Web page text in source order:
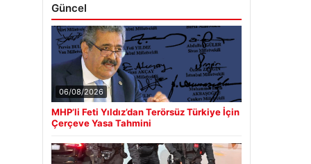
Güncel
06/08/2026
MHP’li Feti Yıldız’dan Terörsüz Türkiye İçin
Çerçeve Yasa Tahmini